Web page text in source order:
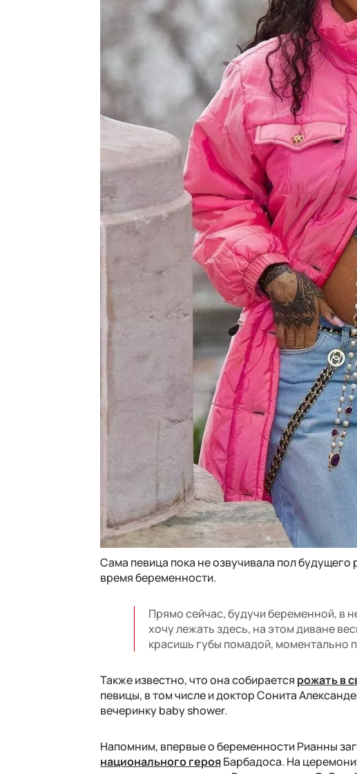
Сама певица пока не озвучивала пол будущего
время беременности.
Прямо сейчас, будучи беременной, в
хочу лежать здесь, на этом диване
красишь губы помадой, моментально
Также известно, что она собирается рожать в
певицы, в том числе и доктор Сонита
вечеринку baby shower.
Напомним, впервые о беременности Рианны
национального герояБарбадоса. На